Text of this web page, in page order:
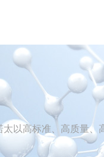
太以高标准、高质量、